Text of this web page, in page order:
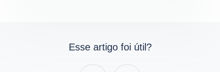
Esse artigo foi útil?